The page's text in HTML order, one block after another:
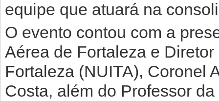
equipe que atuará na
O evento contou com a
Aérea de Fortaleza e
Fortaleza (NUITA), Coronel
Costa, além do Professor